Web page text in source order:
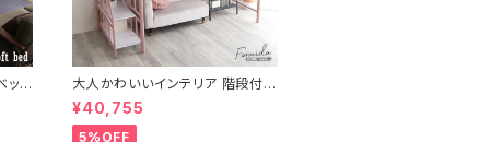
ッド
大人かわいいインテリア 階段付き
ロフトベッド【Formida-フォミダ
ー-】 OKHT70-95
¥40,755
5%OFF